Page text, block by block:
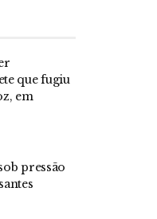
que fugiu
em
pressão